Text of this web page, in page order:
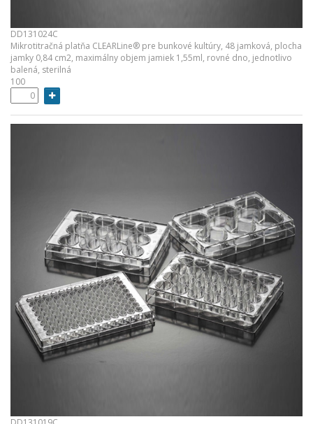
DD131024C
Mikrotitračná platňa CLEARLine® pre bunkové kultúry, 48 jamková, plocha
jamky 0,84 cm2, maximálny objem jamiek 1,55ml, rovné dno, jednotlivo
balená, sterilná
100